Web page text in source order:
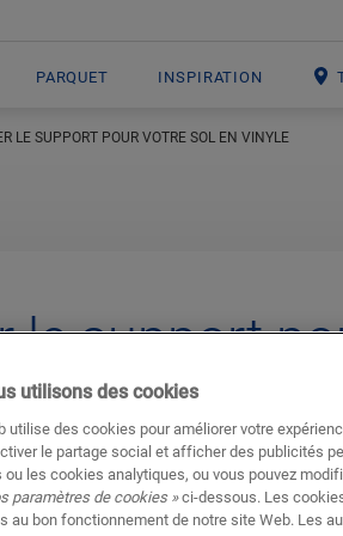
PARQUET INSPIRATION
LE SUPPORT POUR VOTRE SOL EN VINYLE
le support
sol en vinyleest d’inspecter
entraînera des problèmes plus tard
le temps nécessaire pour une
utilisons des cookies
utilise des cookies pour améliorer votre
le partage social et afficher des publicités
ou les cookies analytiques, ou vous pouvez
paramètres de cookies »ci-dessous. Les
au bon fonctionnement de notre site Web. Les